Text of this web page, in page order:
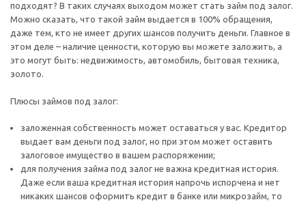
подходят? В таких случаях выходом может стать займ под залог.
Можно сказать, что такой займ выдается в 100% обращения,
даже тем, кто не имеет других шансов получить деньги. Главное в
этом деле – наличие ценности, которую вы можете заложить, а
это могут быть: недвижимость, автомобиль, бытовая техника,
золото.
Плюсы займов под залог:
заложенная собственность может оставаться у вас. Кредитор
выдает вам деньги под залог, но при этом может оставить
залоговое имущество в вашем распоряжении;
для получения займа под залог не важна кредитная история.
Даже если ваша кредитная история напрочь испорчена и нет
никаких шансов оформить кредит в банке или микрозайм, то